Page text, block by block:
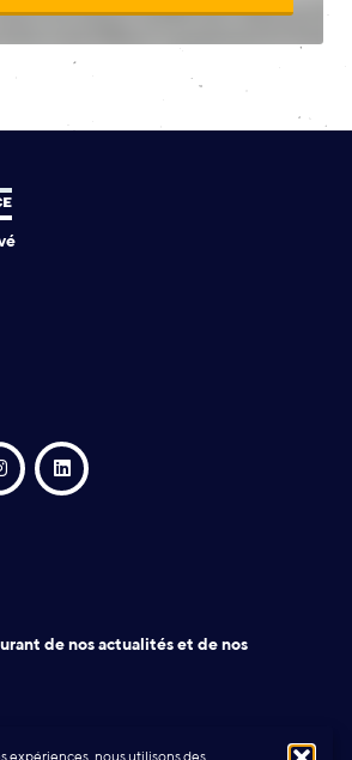
expériences, nous utilisons des
de nos actualités et de nos